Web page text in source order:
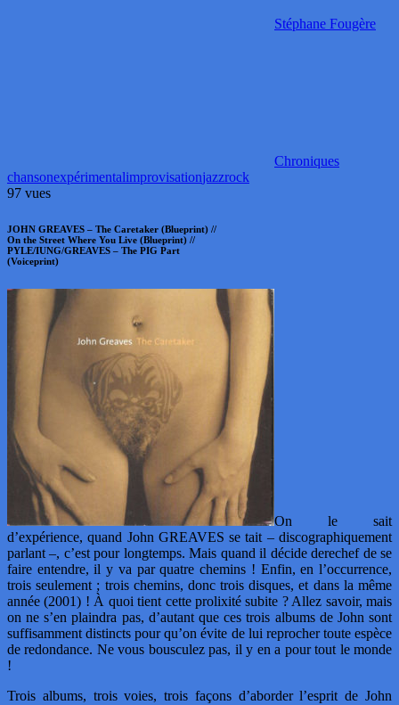
Stéphane Fougère
Chroniques
chansonexpérimentalimprovisationjazzrock
97 vues
JOHN GREAVES – The Caretaker (Blueprint) //
On the Street Where You Live (Blueprint) //
PYLE/IUNG/GREAVES – The PIG Part
(Voiceprint)
On le sait
d’expérience, quand John GREAVES se tait – discographiquement
parlant –, c’est pour longtemps. Mais quand il décide derechef de se
faire entendre, il y va par quatre chemins ! Enfin, en l’occurrence,
trois seulement ; trois chemins, donc trois disques, et dans la même
année (2001) ! À quoi tient cette prolixité subite ? Allez savoir, mais
on ne s’en plaindra pas, d’autant que ces trois albums de John sont
suffisamment distincts pour qu’on évite de lui reprocher toute espèce
de redondance. Ne vous bousculez pas, il y en a pour tout le monde
!
Trois albums, trois voies, trois façons d’aborder l’esprit de John